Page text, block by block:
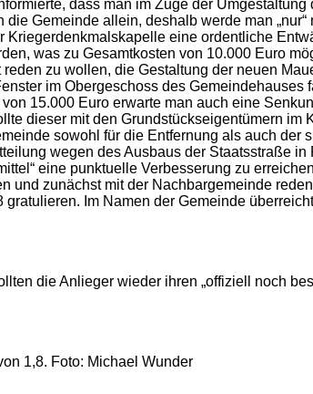
dass man im Zuge der
Gemeinde allein, deshalb werde man
eine ordentliche
was zu Gesamtkosten von 10.000 Euro
zu wollen, die Gestaltung der neuen
im Obergeschoss des Gemeindehauses
15.000 Euro erwarte man auch eine
dieser mit den Grundstückseigentümern im
sowohl für die Entfernung als auch der
wegen des Ausbaus der Staatsstraße in
eine punktuelle Verbesserung zu
zunächst mit der Nachbargemeinde
Im Namen der Gemeinde
die Anlieger wieder ihren „offiziell noch
1,8. Foto: Michael Wunder